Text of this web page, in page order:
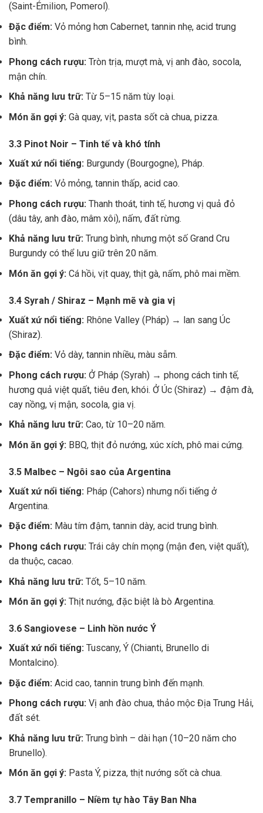
(Saint-Émilion, Pomerol).
Đặc điểm: Vỏ mỏng hơn Cabernet, tannin nhẹ, acid trung
bình.
Phong cách rượu: Tròn trịa, mượt mà, vị anh đào, socola,
mận chín.
Khả năng lưu trữ: Từ 5–15 năm tùy loại.
Món ăn gợi ý: Gà quay, vịt, pasta sốt cà chua, pizza.
3.3 Pinot Noir – Tinh tế và khó tính
Xuất xứ nổi tiếng: Burgundy (Bourgogne), Pháp.
Đặc điểm: Vỏ mỏng, tannin thấp, acid cao.
Phong cách rượu: Thanh thoát, tinh tế, hương vị quả đỏ
(dâu tây, anh đào, mâm xôi), nấm, đất rừng.
Khả năng lưu trữ: Trung bình, nhưng một số Grand Cru
Burgundy có thể lưu giữ trên 20 năm.
Món ăn gợi ý: Cá hồi, vịt quay, thịt gà, nấm, phô mai mềm.
3.4 Syrah / Shiraz – Mạnh mẽ và gia vị
Xuất xứ nổi tiếng: Rhône Valley (Pháp) → lan sang Úc
(Shiraz).
Đặc điểm: Vỏ dày, tannin nhiều, màu sẫm.
Phong cách rượu: Ở Pháp (Syrah) → phong cách tinh tế,
hương quả việt quất, tiêu đen, khói. Ở Úc (Shiraz) → đậm đà,
cay nồng, vị mận, socola, gia vị.
Khả năng lưu trữ: Cao, từ 10–20 năm.
Món ăn gợi ý: BBQ, thịt đỏ nướng, xúc xích, phô mai cứng.
3.5 Malbec – Ngôi sao của Argentina
Xuất xứ nổi tiếng: Pháp (Cahors) nhưng nổi tiếng ở
Argentina.
Đặc điểm: Màu tím đậm, tannin dày, acid trung bình.
Phong cách rượu: Trái cây chín mọng (mận đen, việt quất),
da thuộc, cacao.
Khả năng lưu trữ: Tốt, 5–10 năm.
Món ăn gợi ý: Thịt nướng, đặc biệt là bò Argentina.
3.6 Sangiovese – Linh hồn nước Ý
Xuất xứ nổi tiếng: Tuscany, Ý (Chianti, Brunello di
Montalcino).
Đặc điểm: Acid cao, tannin trung bình đến mạnh.
Phong cách rượu: Vị anh đào chua, thảo mộc Địa Trung Hải,
đất sét.
Khả năng lưu trữ: Trung bình – dài hạn (10–20 năm cho
Brunello).
Món ăn gợi ý: Pasta Ý, pizza, thịt nướng sốt cà chua.
3.7 Tempranillo – Niềm tự hào Tây Ban Nha